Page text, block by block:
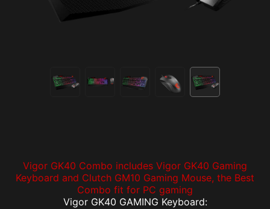
Vigor GK40 Combo includes Vigor GK40 Gaming
Keyboard and Clutch GM10 Gaming Mouse, the Best
Combo fit for PC gaming
Vigor GK40 GAMING Keyboard: